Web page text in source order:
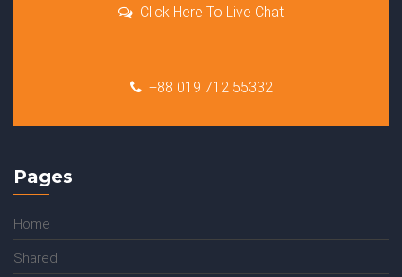
Click Here To Live Chat
+88 019 712 55332
Pages
Home
Shared